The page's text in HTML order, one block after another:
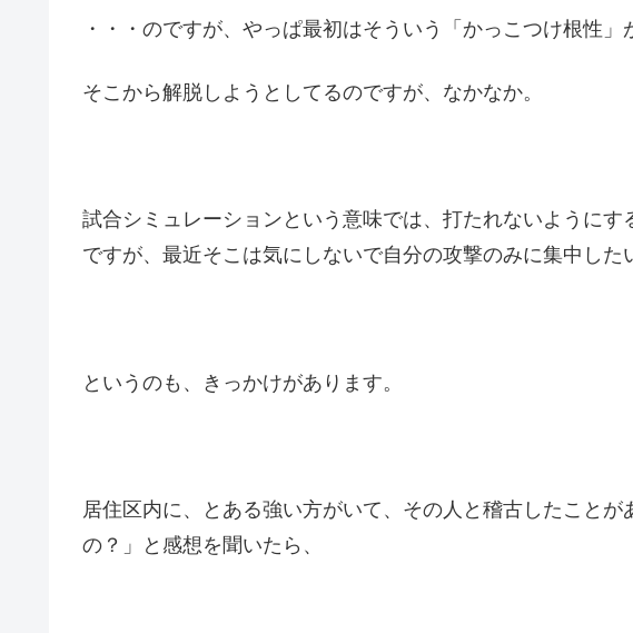
・・・のですが、やっぱ最初はそういう「かっこつけ根性」
そこから解脱しようとしてるのですが、なかなか。
試合シミュレーションという意味では、打たれないように
ですが、最近そこは気にしないで自分の攻撃のみに集中した
というのも、きっかけがあります。
居住区内に、とある強い方がいて、その人と稽古したこと
の？」と感想を聞いたら、